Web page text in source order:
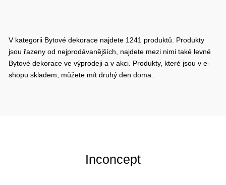
V kategorii Bytové dekorace najdete 1241 produktů. Produkty
jsou řazeny od nejprodávanějších, najdete mezi nimi také levné
Bytové dekorace ve výprodeji a v akci. Produkty, které jsou v e-
shopu skladem, můžete mít druhý den doma.
Inconcept